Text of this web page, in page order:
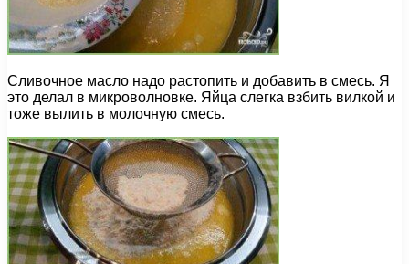
Сливочное масло надо растопить и добавить в смесь. Я
это делал в микроволновке. Яйца слегка взбить вилкой и
тоже вылить в молочную смесь.